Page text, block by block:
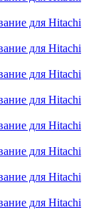
для Hitachi
для Hitachi
для Hitachi
для Hitachi
для Hitachi
для Hitachi
для Hitachi
для Hitachi